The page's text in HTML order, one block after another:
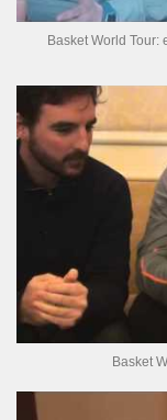
Basket World
Basket